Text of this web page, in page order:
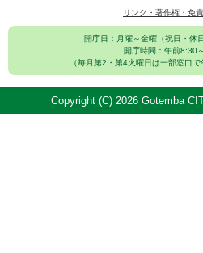
リンク・著作権・免
開庁日：月曜～金曜（祝日・休
開庁時間：午前8:30
（毎月第2・第4火曜日は一部窓口
Copyright (C) 2026 Gotemba